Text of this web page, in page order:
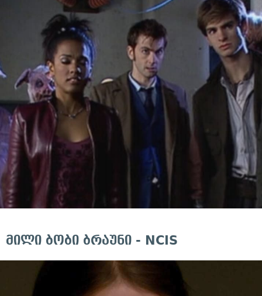
მილი ბობი ბრაუნი - NCIS